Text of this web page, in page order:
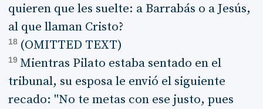
quieren que les suelte: a Barrabás o a Jesús,
al que llaman Cristo?
18 (OMITTED TEXT)
19 Mientras Pilato estaba sentado en el
tribunal, su esposa le envió el siguiente
recado: "No te metas con ese justo, pues